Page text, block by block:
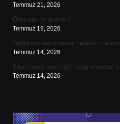
Temmuz 21, 2026
Üvey aile ne demek ?
Temmuz 19, 2026
Sağlık hizmetinin temel hedefleri
Temmuz 14, 2026
Tıkalı pimaş açma için hangi kimyasal
Temmuz 14, 2026